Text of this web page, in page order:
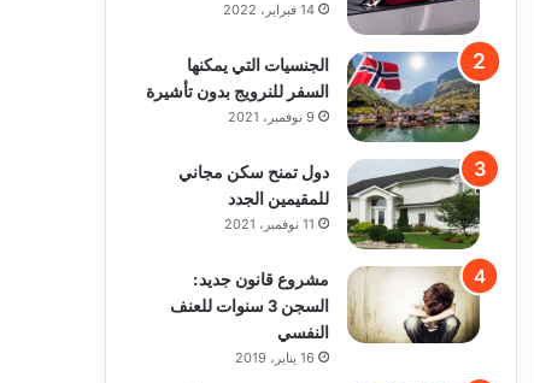
14 فبراير، 2022
الجنسيات التي يمكنها
السفر للنرويج بدون تأشيرة
9 نوفمبر، 2021
دول تمنح سكن مجاني
للمقيمين الجدد
11 نوفمبر، 2021
مشروع قانون جديد:
السجن 3 سنوات للعنف
النفسي
16 يناير، 2019